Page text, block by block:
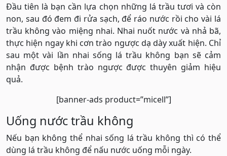
Đầu tiên là bạn cần lựa chọn những lá trầu tươi và còn
non, sau đó đem đi rửa sạch, để ráo nước rồi cho vài lá
trầu không vào miệng nhai. Nhai nuốt nước và nhả bã,
thực hiện ngay khi cơn trào ngược dạ dày xuất hiện. Chỉ
sau một vài lần nhai sống lá trầu không bạn sẽ cảm
nhận được bệnh trào ngược được thuyên giảm hiệu
quả.
[banner-ads product=”micell”]
Uống nước trầu không
Nếu bạn không thể nhai sống lá trầu không thì có thể
dùng lá trầu không để nấu nước uống mỗi ngày.